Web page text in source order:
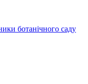
ботанічного саду